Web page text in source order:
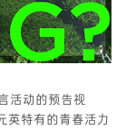
活动的预告视
英特有的青春活力